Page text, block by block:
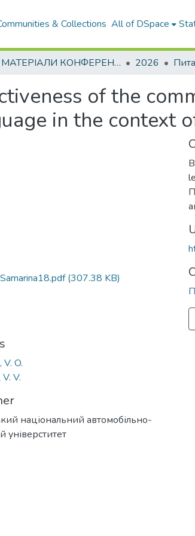
& Collections All of DSpace
МАТЕРІАЛИ КОНФЕРЕНЦІЙ 2026
of the
in the context
(307.38 KB)
O.
V.
національний автомобільно-
універститет